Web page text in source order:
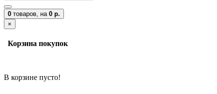
0 товаров, на 0 р.
×
Корзина покупок
В корзине пусто!